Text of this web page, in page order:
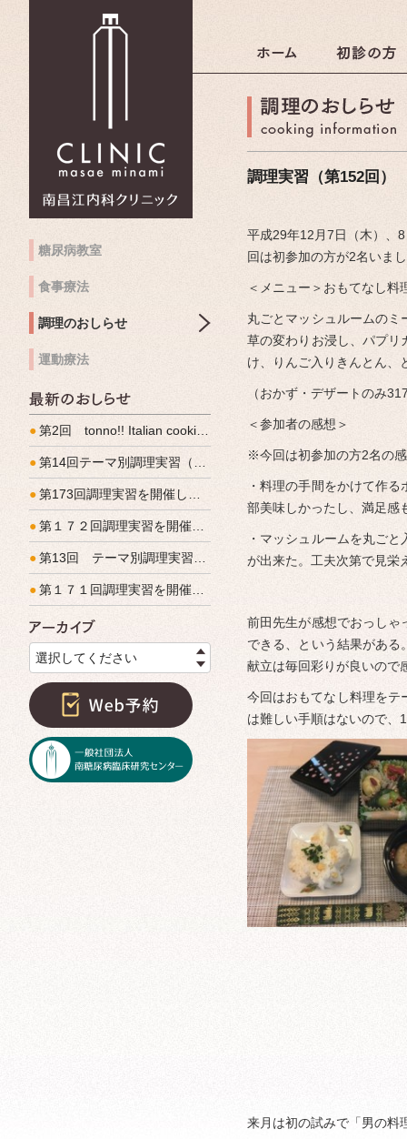
糖尿病教室
食事療法
調理のおしらせ
運動療法
最新のおしらせ
●第2回 tonno!! Italian cooking 開催しました
●第14回テーマ別調理実習（コンビニ活用方法）を開催しました
●第173回調理実習を開催しました！
●第１７２回調理実習を開催しました
●第13回 テーマ別調理実習（男の料理教室）開催しました。
●第１７１回調理実習を開催しました
アーカイブ
選択してください
調理実習（第152回）
平成29年12月7日（木）、
回は初参加の方が2名いま
＜メニュー＞おもてなし料
丸ごとマッシュルームの
草の変わりお浸し、パプリ
け、りんご入りきんとん、
（おかず・デザートのみ
＜参加者の感想＞
※今回は初参加の方2名の
・料理の手間をかけて作
部美味しかったし、満足感
・マッシュルームを丸ご
が出来た。工夫次第で見栄
前田先生が感想でおっしゃ
できる、という結果があ
献立は毎回彩りが良いので
今回はおもてなし料理をテ
は難しい手順はないので、
来月は初の試みで「男の料